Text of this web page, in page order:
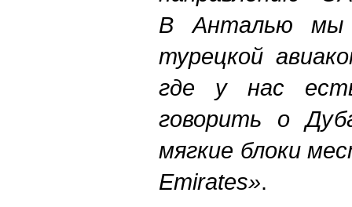
В Анталью мы
турецкой
где у нас
говорить о
мягкие блоки
Emirates».